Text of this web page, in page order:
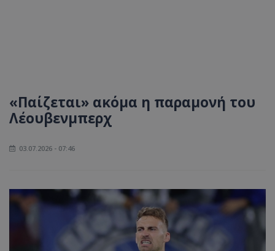
«Παίζεται» ακόμα η παραμονή του
Λέουβενμπερχ
03.07.2026 - 07:46